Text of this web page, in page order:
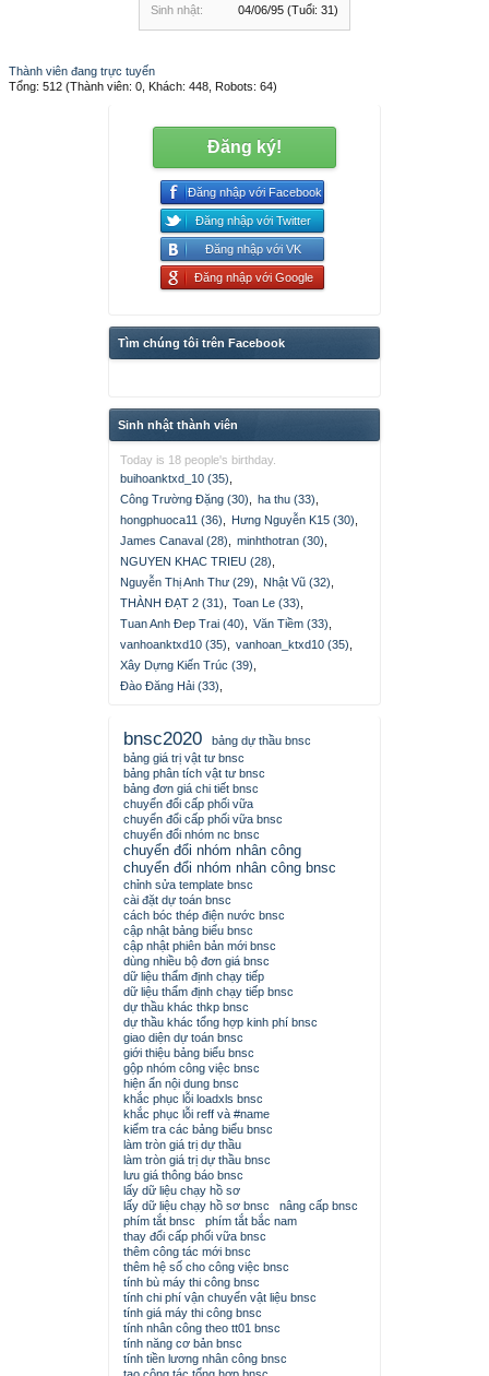
Sinh nhật: 04/06/95 (Tuổi: 31)
Thành viên đang trực tuyến
Tổng: 512 (Thành viên: 0, Khách: 448, Robots: 64)
Đăng ký!
Đăng nhập với Facebook
Đăng nhập với Twitter
Đăng nhập với VK
Đăng nhập với Google
Tìm chúng tôi trên Facebook
Sinh nhật thành viên
Today is 18 people's birthday.
buihoanktxd_10 (35)
Công Trường Đặng (30)
ha thu (33)
hongphuoca11 (36)
Hưng Nguyễn K15 (30)
James Canaval (28)
minhthotran (30)
NGUYEN KHAC TRIEU (28)
Nguyễn Thị Anh Thư (29)
Nhật Vũ (32)
THÀNH ĐẠT 2 (31)
Toan Le (33)
Tuan Anh Đep Trai (40)
Văn Tiềm (33)
vanhoanktxd10 (35)
vanhoan_ktxd10 (35)
Xây Dựng Kiến Trúc (39)
Đào Đăng Hải (33)
bnsc2020
bảng dự thầu bnsc
bảng giá trị vật tư bnsc
bảng phân tích vật tư bnsc
bảng đơn giá chi tiết bnsc
chuyển đổi cấp phối vữa
chuyển đổi cấp phối vữa bnsc
chuyển đổi nhóm nc bnsc
chuyển đổi nhóm nhân công
chuyển đổi nhóm nhân công bnsc
chỉnh sửa template bnsc
cài đặt dự toán bnsc
cách bóc thép điện nước bnsc
cập nhật bảng biểu bnsc
cập nhật phiên bản mới bnsc
dùng nhiều bộ đơn giá bnsc
dữ liệu thẩm định chạy tiếp
dữ liệu thẩm định chạy tiếp bnsc
dự thầu khác thkp bnsc
dự thầu khác tổng hợp kinh phí bnsc
giao diện dự toán bnsc
giới thiệu bảng biểu bnsc
gộp nhóm công việc bnsc
hiện ẩn nội dung bnsc
khắc phục lỗi loadxls bnsc
khắc phục lỗi reff và #name
kiểm tra các bảng biểu bnsc
làm tròn giá trị dự thầu
làm tròn giá trị dự thầu bnsc
lưu giá thông báo bnsc
lấy dữ liệu chạy hồ sơ
lấy dữ liệu chạy hồ sơ bnsc
nâng cấp bnsc
phím tắt bnsc
phím tắt bắc nam
thay đổi cấp phối vữa bnsc
thêm công tác mới bnsc
thêm hệ số cho công việc bnsc
tính bù máy thi công bnsc
tính chi phí vận chuyển vật liệu bnsc
tính giá máy thi công bnsc
tính nhân công theo tt01 bnsc
tính năng cơ bản bnsc
tính tiền lương nhân công bnsc